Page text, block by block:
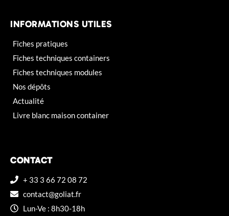
INFORMATIONS UTILES
Fiches pratiques
Fiches techniques containers
Fiches techniques modules
Nos dépôts
Actualité
Livre blanc maison container
CONTACT
+ 33 3 66 72 08 72
contact@goliat.fr
Lun-Ve : 8h30-18h